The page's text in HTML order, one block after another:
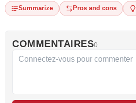
Summarize Pros and cons
COMMENTAIRES0